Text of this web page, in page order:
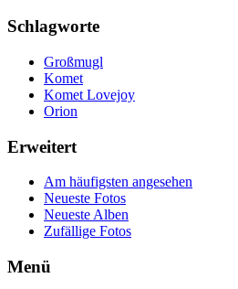
Schlagworte
Großmugl
Komet
Komet Lovejoy
Orion
Erweitert
Am häufigsten angesehen
Neueste Fotos
Neueste Alben
Zufällige Fotos
Menü